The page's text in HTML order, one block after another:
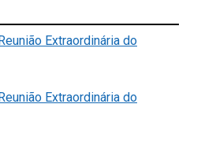
Extraordinária do
Extraordinária do